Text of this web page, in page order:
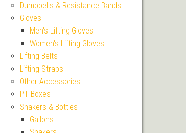
Dumbbells & Resistance Bands
Gloves
Men's Lifting Gloves
Women's Lifting Gloves
Lifting Belts
Lifting Straps
Other Accessories
Pill Boxes
Shakers & Bottles
Gallons